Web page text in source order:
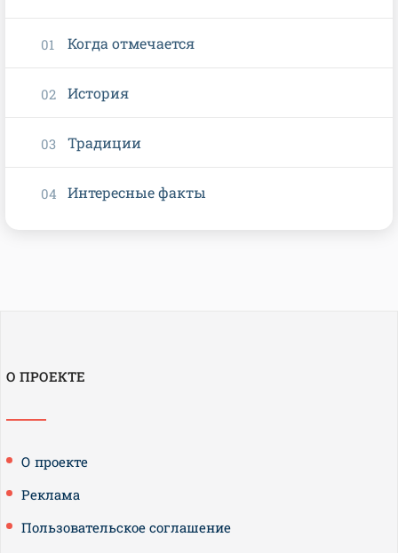
Когда отмечается
История
Традиции
Интересные факты
О ПРОЕКТЕ
О проекте
Реклама
Пользовательское соглашение